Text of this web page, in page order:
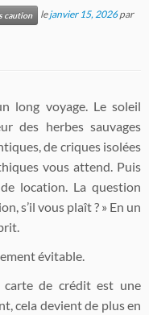
caution lejanvier 15, 2026 par
long voyage. Le soleil
des herbes sauvages
de criques isolées
vous attend. Puis
location. La question
s’il vous plaît ? » En un
évitable.
carte de crédit est une
cela devient de plus en